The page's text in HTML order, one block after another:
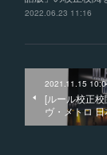
2022.06.23 11:16
2021.11.15
[ルール校正
ヴ・メトロ